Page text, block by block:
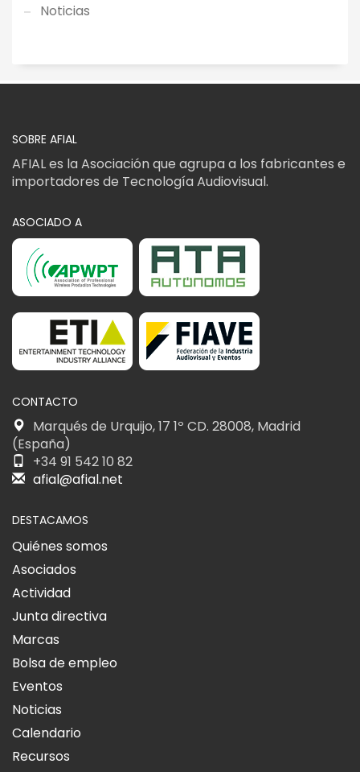
Noticias
SOBRE AFIAL
AFIAL es la Asociación que agrupa a los fabricantes e
importadores de Tecnología Audiovisual.
ASOCIADO A
CONTACTO
Marqués de Urquijo, 17 1º CD. 28008, Madrid
(España)
+34 91 542 10 82
afial@afial.net
DESTACAMOS
Quiénes somos
Asociados
Actividad
Junta directiva
Marcas
Bolsa de empleo
Eventos
Noticias
Calendario
Recursos